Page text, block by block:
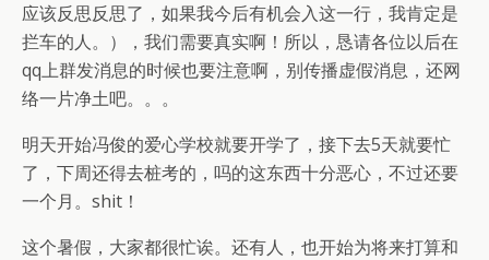
应该反思反思了，如果我今后有机会入这一行，我肯定是
拦车的人。），我们需要真实啊！所以，恳请各位以后在
qq上群发消息的时候也要注意啊，别传播虚假消息，还网
络一片净土吧。。。
明天开始冯俊的爱心学校就要开学了，接下去5天就要忙
了，下周还得去桩考的，吗的这东西十分恶心，不过还要
一个月。shit！
这个暑假，大家都很忙诶。还有人，也开始为将来打算和